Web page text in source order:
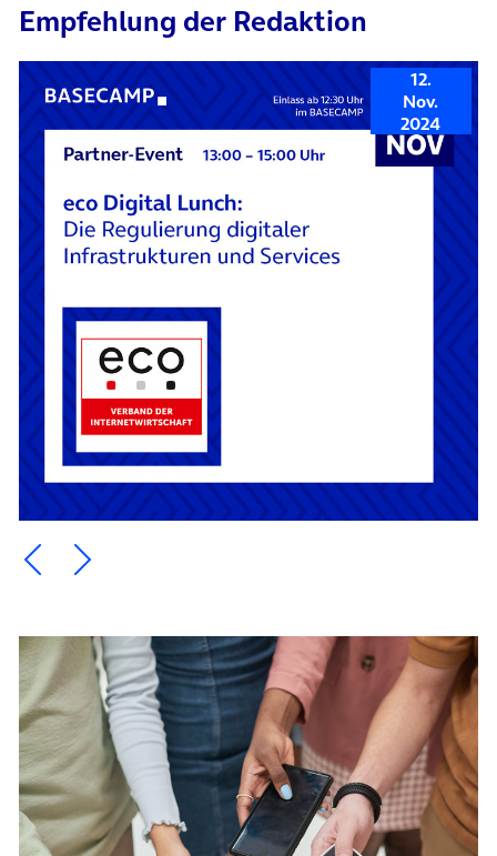
Empfehlung der Redaktion
12.
Nov.
2024
Ein Element zurück blättern
Ein Element weiter blättern